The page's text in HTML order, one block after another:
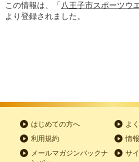
この情報は、「 八王子市スポーツウ
より登録されました。
はじめての方へ
よ
利用規約
情
メールマガジンバックナ
サ